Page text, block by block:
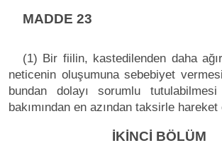
MADDE 23
(1) Bir fiilin, kastedilenden daha
neticenin oluşumuna sebebiyet
bundan dolayı sorumlu
bakımından en azından taksirle
İKİNCİ BÖLÜM